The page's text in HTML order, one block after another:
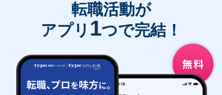
転職活動が
アプリ 1つで完結！